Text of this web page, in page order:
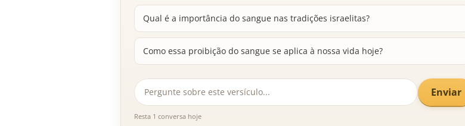
Qual é a importância do sangue nas tradições israelitas?
Como essa proibição do sangue se aplica à nossa vida hoje?
Enviar
Resta 1 conversa hoje